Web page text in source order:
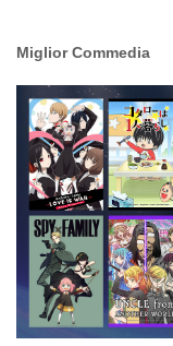
Miglior Commedia